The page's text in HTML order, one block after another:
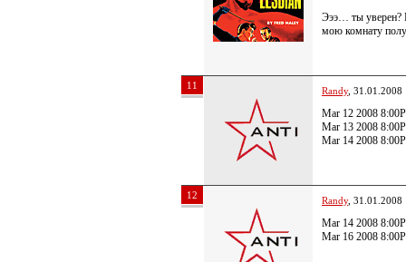
Эээ… ты уверен?
мою комнату
11 Randy, 31.01.2008
Mar 12 2008
Mar 13 2008
Mar 14 2008
12 Randy, 31.01.2008
Mar 14 2008
Mar 16 2008